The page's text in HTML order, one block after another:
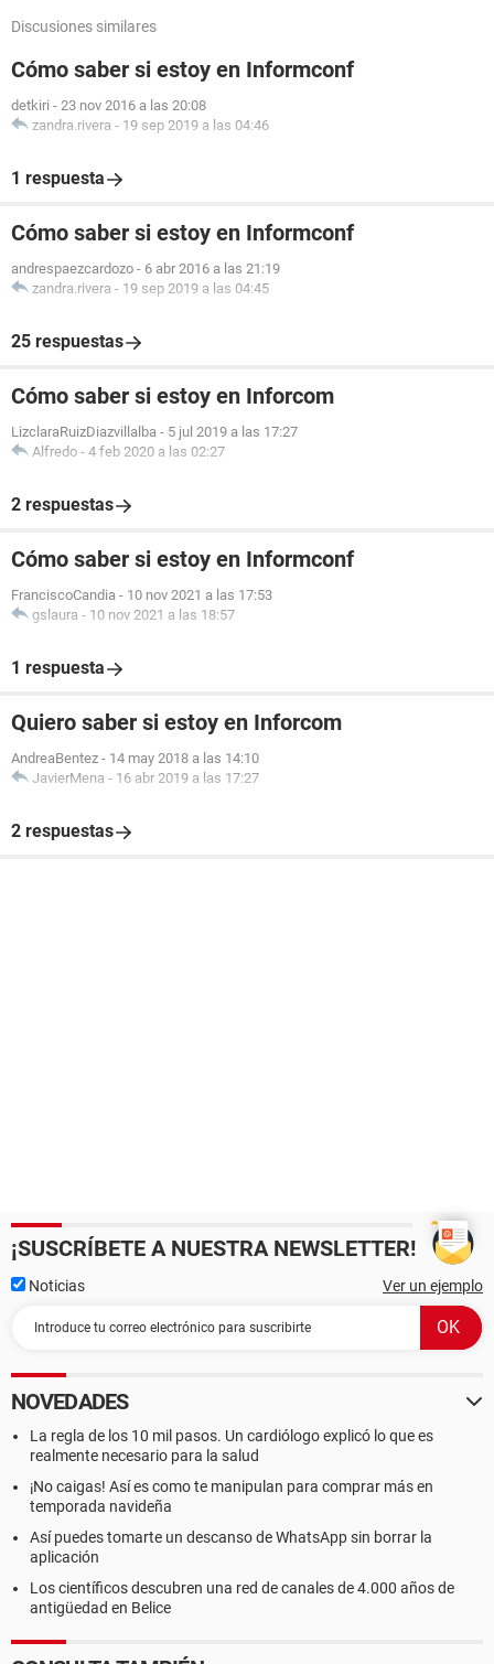
Discusiones similares
Cómo saber si estoy en Informconf
detkiri - 23 nov 2016 a las 20:08
zandra.rivera - 19 sep 2019 a las 04:46
1 respuesta
Cómo saber si estoy en Informconf
andrespaezcardozo - 6 abr 2016 a las 21:19
zandra.rivera - 19 sep 2019 a las 04:45
25 respuestas
Cómo saber si estoy en Inforcom
LizclaraRuizDiazvillalba - 5 jul 2019 a las 17:27
Alfredo - 4 feb 2020 a las 02:27
2 respuestas
Cómo saber si estoy en Informconf
FranciscoCandia - 10 nov 2021 a las 17:53
gslaura - 10 nov 2021 a las 18:57
1 respuesta
Quiero saber si estoy en Inforcom
AndreaBentez - 14 may 2018 a las 14:10
JavierMena - 16 abr 2019 a las 17:27
2 respuestas
¡SUSCRÍBETE A NUESTRA NEWSLETTER!
Noticias Ver un ejemplo
NOVEDADES
La regla de los 10 mil pasos. Un cardiólogo explicó lo que es
realmente necesario para la salud
¡No caigas! Así es como te manipulan para comprar más en
temporada navideña
Así puedes tomarte un descanso de WhatsApp sin borrar la
aplicación
Los científicos descubren una red de canales de 4.000 años de
antigüedad en Belice